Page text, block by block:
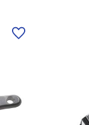
Tilføj til ønskeliste